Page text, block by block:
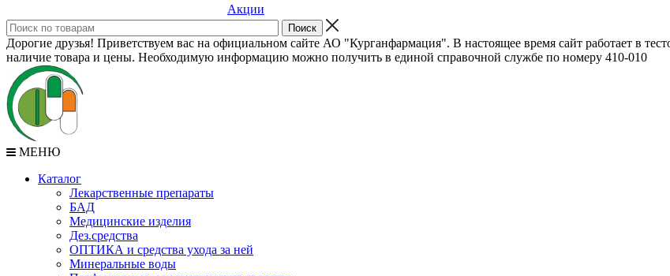
Акции
Дорогие друзья! Приветствуем вас на официальном сайте АО "Курганфармация". В настоящее время сайт работает в
наличие товара и цены. Необходимую информацию можно получить в единой справочной службе по номеру 410-010
МЕНЮ
Каталог
Лекарственные препараты
БАД
Медицинские изделия
Дез.средства
ОПТИКА и средства ухода за ней
Минеральные воды